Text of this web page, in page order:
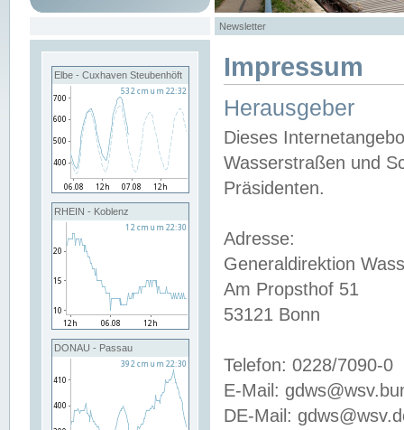
Newsletter
Elbe - Cuxhaven Steubenhöft
RHEIN - Koblenz
DONAU - Passau
Impressum
Herausgeber
Dieses
Wasserstraßen und
Präsidenten.
Adresse:
Generaldirektion
Am Propsthof 51
53121 Bonn
Telefon: 0228/7090-0
E-Mail:
DE-Mail: